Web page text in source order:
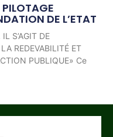
DE L’ETAT
S’AGIT DE
REDEVABILITÉ ET
PUBLIQUE» Ce